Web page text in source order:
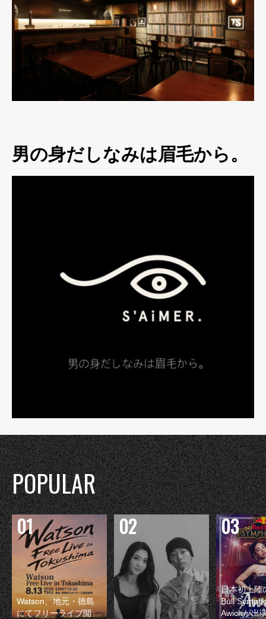
男の身だしなみは眉毛から。
POPULAR
Watson、地元・徳島
にてフリーライブ開
日本初上陸
Bull
Awichが出